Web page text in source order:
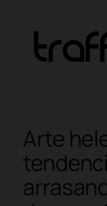
content
Arte